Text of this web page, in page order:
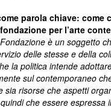
parola chiave:
per l’arte
è un soggetto
delle stesse e della
la politica intende
sul contemporaneo
sia risorse che aspetti
che essere